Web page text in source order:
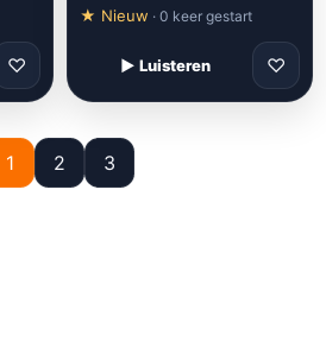
♡
★ Nieuw · 0 keer gestart
▶ Luisteren ♡
1 2 3